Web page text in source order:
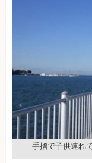
手摺で子供連れ